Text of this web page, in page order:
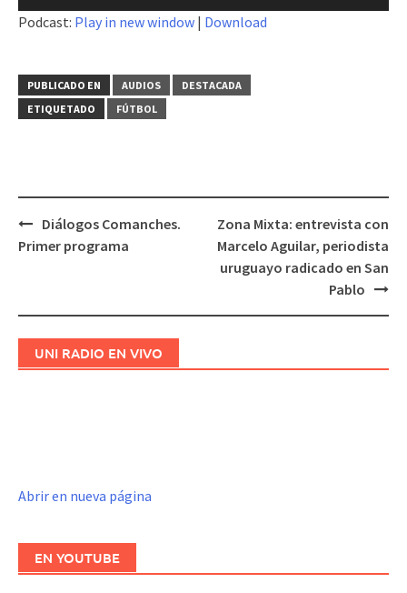
audio
Podcast: Play in new window | Download
PUBLICADO EN AUDIOS
DESTACADA
ETIQUETADO
FÚTBOL
Navegación
Diálogos Comanches.
Primer programa
Zona Mixta: entrevista con
Marcelo Aguilar, periodista
uruguayo radicado en San
Pablo
UNI RADIO EN VIVO
Abrir en nueva página
EN YOUTUBE